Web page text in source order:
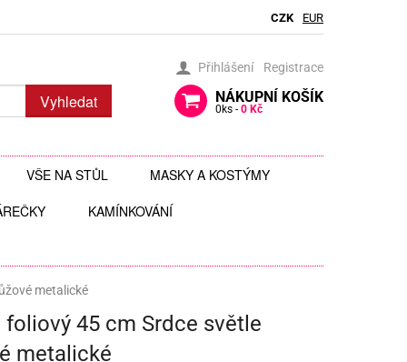
CZK EUR
Přihlášení Registrace
NÁKUPNÍ KOŠÍK
0 ks - 0 Kč
Vyhledat
VŠE NA STŮL
BRČKA
JEDLÉ ZDOBENÍ
JEDNORÁZOVÉ PŘÍBORY
KELÍMKY A POHÁRKY
MASKY A KOSTÝMY
KLOBOUKY, ČEPICE
KAMÍNKOVÁNÍ
metalické
foliový 45 cm Srdce světle
metalické